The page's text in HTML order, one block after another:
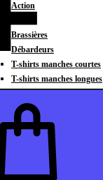
Action
Brassières
Débardeurs
T-shirts manches courtes
T-shirts manches longues
Sweats à capuche
Sweats à capuche zippé
Vestes